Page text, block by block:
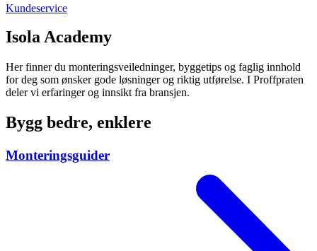
Kundeservice
Isola Academy
Her finner du monteringsveiledninger, byggetips og faglig innhold
for deg som ønsker gode løsninger og riktig utførelse. I Proffpraten
deler vi erfaringer og innsikt fra bransjen.
Bygg bedre, enklere
Monteringsguider